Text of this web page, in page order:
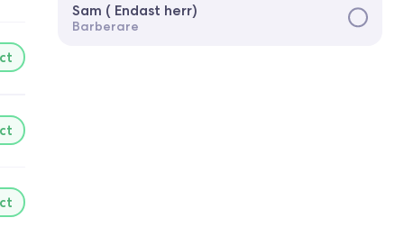
Sam ( Endast herr)
Barberare